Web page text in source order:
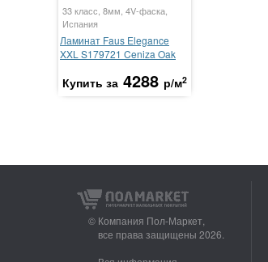
33 класс, 8мм, 4V-фаска,
Испания
Ламинат Faus Elegance
XXL S179721 Ceniza Oak
Купить за 4288 р/м2
© Компания Пол-Маркет,
все права защищены 2026.